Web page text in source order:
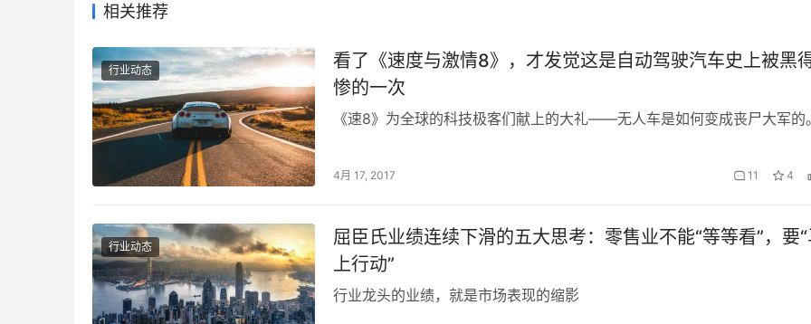
相关推荐
行业动态
看了《速度与激情8》，才发觉这是自动驾驶汽车史上被黑
惨的一次
《速8》为全球的科技极客们献上的大礼——无人车是如何变成丧尸大军的。
4月 17, 2017 11 4
行业动态
屈臣氏业绩连续下滑的五大思考：零售业不能“等等看”，要“
上行动”
行业龙头的业绩，就是市场表现的缩影